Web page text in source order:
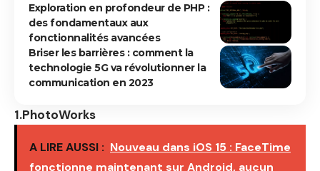
Exploration en profondeur de PHP :
des fondamentaux aux
fonctionnalités avancées
Briser les barrières : comment la
technologie 5G va révolutionner la
communication en 2023
1.Photo​Works
A LIRE AUSSI : Nouveau dans iOS 15 : FaceTime
fonctionne maintenant sur Android, aucun